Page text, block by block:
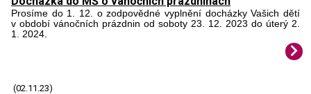
Prosíme do 1. 12. o zodpovědné vyplnění docházky Vašich dětí
v období vánočních prázdnin od soboty 23. 12. 2023 do úterý 2.
1. 2024.
(02.11.23)